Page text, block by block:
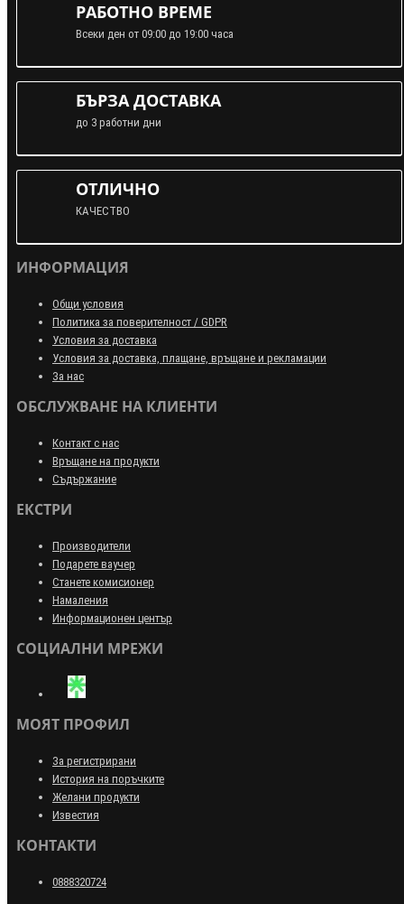
РАБОТНО ВРЕМЕ
Всеки ден от 09:00 до 19:00 часа
БЪРЗА ДОСТАВКА
до 3 работни дни
ОТЛИЧНО
КАЧЕСТВО
ИНФОРМАЦИЯ
Общи условия
Политика за поверителност / GDPR
Условия за доставка
Условия за доставка, плащане, връщане и рекламации
За нас
ОБСЛУЖВАНЕ НА КЛИЕНТИ
Контакт с нас
Връщане на продукти
Съдържание
ЕКСТРИ
Производители
Подарете ваучер
Станете комисионер
Намаления
Информационен център
СОЦИАЛНИ МРЕЖИ
МОЯТ ПРОФИЛ
За регистрирани
История на поръчките
Желани продукти
Известия
КОНТАКТИ
0888320724